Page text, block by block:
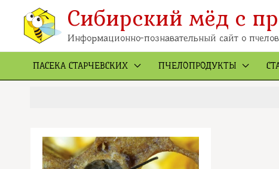
содержимому
Сибирский мёд с
Информационно-познавательный сайт о
ПАСЕКА СТАРЧЕВСКИХ ПЧЕЛОПРОДУКТЫ